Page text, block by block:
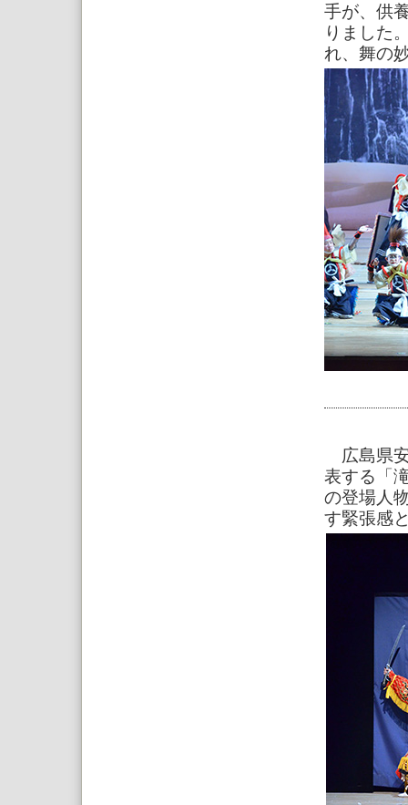
手が、供
りました
れ、舞の
広島県
表する「
の登場人
す緊張感